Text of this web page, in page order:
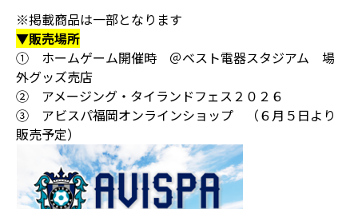
※掲載商品は一部となります
▼販売場所
① ホームゲーム開催時 ＠ベスト電器スタジアム 場
外グッズ売店
② アメージング・タイランドフェス２０２６
③ アビスパ福岡オンラインショップ （６月５日より
販売予定）